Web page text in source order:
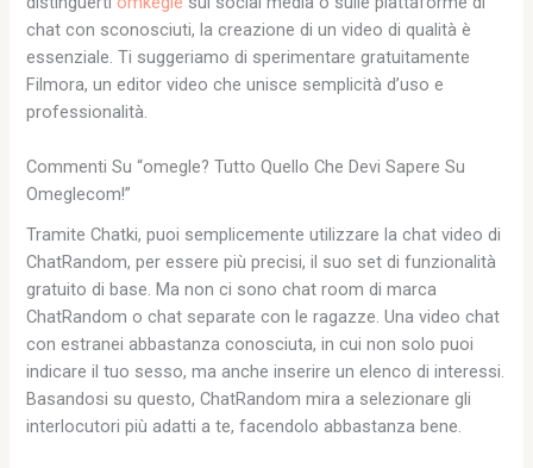
chat con sconosciuti, la creazione di un video di qualità è
essenziale. Ti suggeriamo di sperimentare gratuitamente
Filmora, un editor video che unisce semplicità d’uso e
professionalità.
Commenti Su “omegle? Tutto Quello Che Devi Sapere Su
Omeglecom!”
Tramite Chatki, puoi semplicemente utilizzare la chat video di
ChatRandom, per essere più precisi, il suo set di funzionalità
gratuito di base. Ma non ci sono chat room di marca
ChatRandom o chat separate con le ragazze. Una video chat
con estranei abbastanza conosciuta, in cui non solo puoi
indicare il tuo sesso, ma anche inserire un elenco di interessi.
Basandosi su questo, ChatRandom mira a selezionare gli
interlocutori più adatti a te, facendolo abbastanza bene.